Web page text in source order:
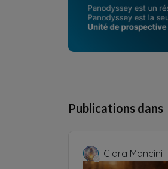
Publications dans
Clara Mancini